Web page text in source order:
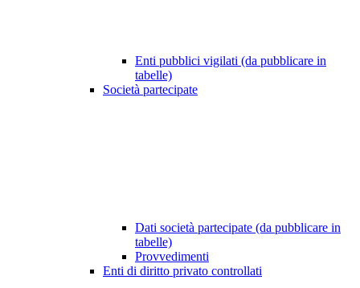
Enti pubblici vigilati (da pubblicare in
tabelle)
Società partecipate
Dati società partecipate (da pubblicare in
tabelle)
Provvedimenti
Enti di diritto privato controllati